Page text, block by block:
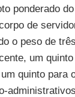
ponderado
de
o peso de
um
quinto para